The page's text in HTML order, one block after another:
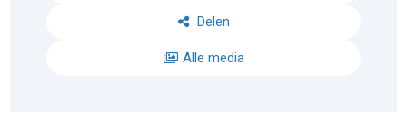
Delen
Alle media